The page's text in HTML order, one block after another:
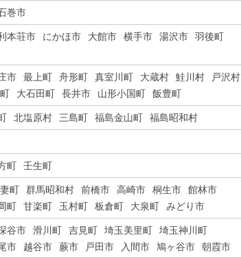
巻市
本荘市 にかほ市 大館市 横手市 湯沢市
羽後町
市 最上町 舟形町 真室川町 大蔵村 鮭川村
戸沢村
大石田町 長井市 山形小国町 飯豊町
北塩原村 三島町 福島金山町 福島昭和村
町 壬生町
町 群馬昭和村 前橋市 高崎市 桐生市
館林市
町 甘楽町 玉村町 板倉町 大泉町 みどり市
谷市 滑川町 吉見町 埼玉美里町
埼玉神川町
市 越谷市 蕨市 戸田市 入間市 鳩ヶ谷市
朝霞市